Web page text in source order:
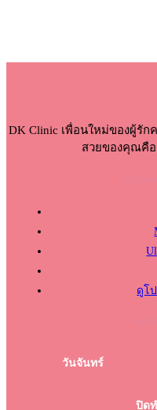
DK Clinic เพื่อนใหม่ของผู้รัก
สวยของคุณคือ
ดูโ
วันจันทร์
ปิด